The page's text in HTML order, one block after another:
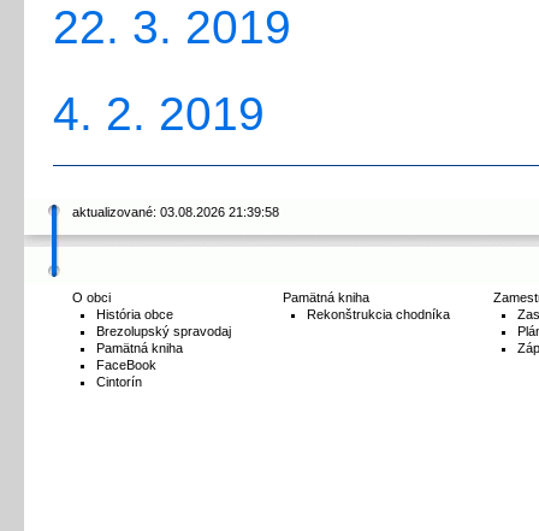
22. 3. 2019
4. 2. 2019
aktualizované: 03.08.2026 21:39:58
O obci
História obce
Brezolupský spravodaj
Pamätná kniha
FaceBook
Cintorín
Pamätná kniha
Rekonštrukcia chodníka